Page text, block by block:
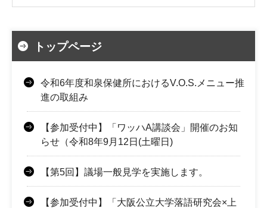
トップページ
令和6年度和泉保健所におけるV.O.S.メニュー推
進の取組み
【参加受付中】「ワッハA講談会」開催のお知
らせ（令和8年9月12日(土曜日)
【第5回】議場一般見学を実施します。
【参加受付中】「大阪公立大学落語研究会×上